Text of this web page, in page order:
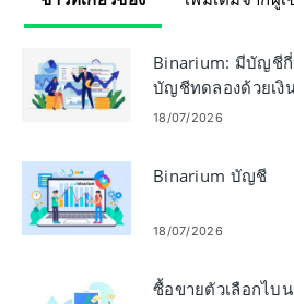
Binarium: มีบัญชีกี่
บัญชีทดลองด้วยเงิ
18/07/2026
Binarium บัญชี
18/07/2026
ซื้อขายตัวเลือกไบ